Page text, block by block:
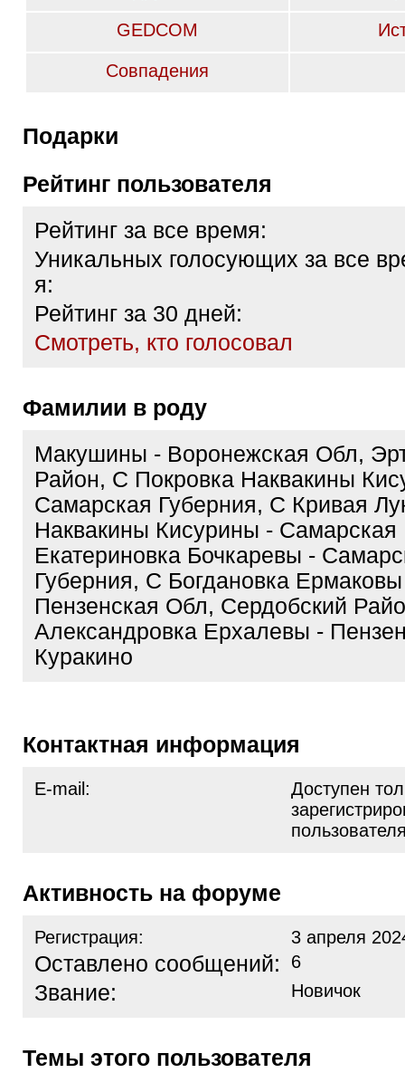
GEDCOM
Совпадения
Подарки
Рейтинг пользователя
Рейтинг за все время:
Уникальных голосующих за все
я:
Рейтинг за 30 дней:
Cмотреть, кто голосовал
Фамилии в роду
Макушины - Воронежская Обл,
Район, С Покровка Наквакины
Самарская Губерния, С Кривая
Наквакины Кисурины - Самарская
Екатериновка Бочкаревы -
Губерния, С Богдановка
Пензенская Обл, Сердобский
Александровка Ерхалевы -
Куракино
Контактная информация
E-mail:
Доступен
Активность на форуме
Регистрация: 3 апреля
Оставлено сообщений: 6
Звание: Новичок
Темы этого пользователя